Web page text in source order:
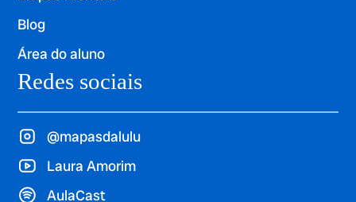
Blog
Área do aluno
Redes sociais
@mapasdalulu
Laura Amorim
AulaCast